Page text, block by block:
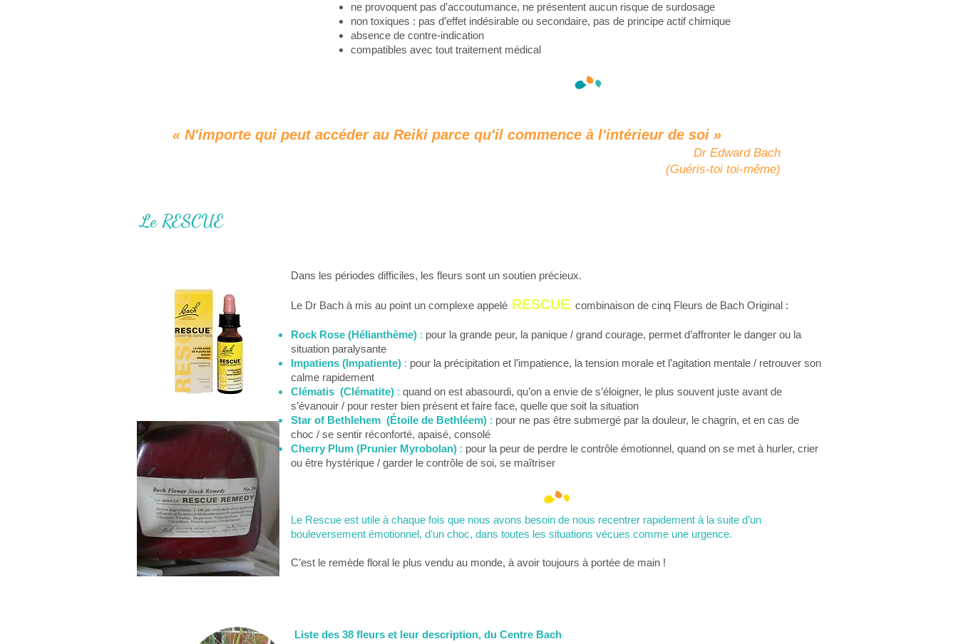
ne provoquent pas d’accoutumance, ne présentent aucun risque de surdosage
non toxiques : pas d’effet indésirable ou secondaire, pas de principe actif chimique
absence de contre-indication
compatibles avec tout traitement médical
« N'importe qui peut accéder au Reiki parce qu'il commence à l'intérieur de soi »
Dr Edward Bach
(Guéris-toi toi-même)
Le RESCUE
Dans les périodes difficiles, les fleurs sont un soutien précieux.
Le Dr Bach à mis au point un complexe appelé RESCUE, combinaison de cinq Fleurs de Bach Original :
Rock Rose (Hélianthème) : pour la grande peur, la panique / grand courage, permet d’affronter le danger ou la
situation paralysante
Impatiens (Impatiente) : pour la précipitation et l’impatience, la tension morale et l’agitation mentale / retrouver son
calme rapidement
Clématis (Clématite) : quand on est abasourdi, qu’on a envie de s’éloigner, le plus souvent juste avant de
s’évanouir / pour rester bien présent et faire face, quelle que soit la situation
Star of Bethlehem (Étoile de Bethléem) : pour ne pas être submergé par la douleur, le chagrin, et en cas de
choc / se sentir réconforté, apaisé, consolé
Cherry Plum (Prunier Myrobolan) : pour la peur de perdre le contrôle émotionnel, quand on se met à hurler, crier
ou être hystérique / garder le contrôle de soi, se maîtriser
Le Rescue est utile à chaque fois que nous avons besoin de nous recentrer rapidement à la suite d’un
bouleversement émotionnel, d’un choc, dans toutes les situations vécues comme une urgence.
C’est le remède floral le plus vendu au monde, à avoir toujours à portée de main !
Liste des 38 fleurs et leur description, du Centre Bach